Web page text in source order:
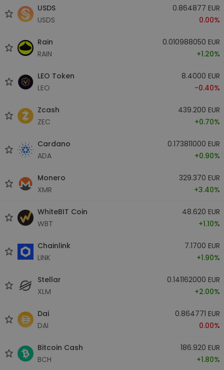
USDS
USDS
0.864877 EUR
0.00%
Rain
RAIN
0.010988050 EUR
+1.20%
LEO Token
LEO
8.4000 EUR
-0.40%
Zcash
ZEC
439.200 EUR
+0.70%
Cardano
ADA
0.173811000 EUR
+0.90%
Monero
XMR
329.370 EUR
+3.40%
WhiteBIT Coin
WBT
48.620 EUR
+1.10%
Chainlink
LINK
7.1700 EUR
+1.90%
Stellar
XLM
0.141162000 EUR
+2.00%
Dai
DAI
0.864771 EUR
0.00%
Bitcoin Cash
BCH
186.920 EUR
+1.80%